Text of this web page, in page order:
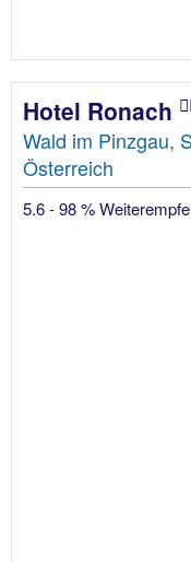
Hotel Ronach
Wald im Pinzgau,
Österreich
5.6 - 98 %